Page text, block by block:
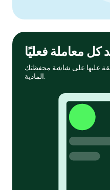
عليها على شاشة محفظتك